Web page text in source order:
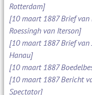
Rotterdam]
[10 maart 1887 Brief van
Roessingh van Iterson]
[10 maart 1887 Brief van
Hanau]
[10 maart 1887
[10 maart 1887 Bericht
Spectator]